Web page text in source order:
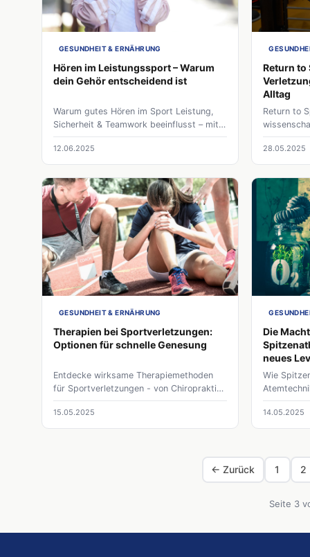
GESUNDHEIT & ERNÄHRUNG
Hören im Leistungssport – Warum
dein Gehör entscheidend ist
Warum gutes Hören im Sport Leistung,
Sicherheit & Teamwork beeinflusst – mit
Tipps, Hörschutz & Tests für Athlet:innen.
Jetzt mehr erfahren!
12.06.2025
Return to
Alltag
Return to
Konzept,
eine
und
basiert auf
objektive
28.05.2025
GESUNDHEIT & ERNÄHRUNG
Therapien bei Sportverletzungen:
Optionen für schnelle Genesung
Entdecke wirksame Therapiemethoden
für Sportverletzungen - von Chiropraktik
über Physiotherapie bis zu alternativen
Heilverfahren.
15.05.2025
Die
neues
Wie
um bis zu
Methoden
14.05.2025
← Zurück 1 2
Seite 3